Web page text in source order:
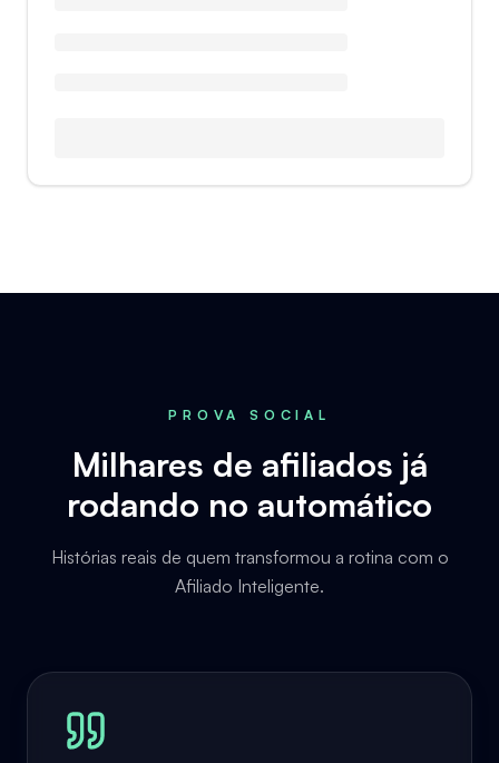
PROVA SOCIAL
Milhares de afiliados já
rodando no automático
Histórias reais de quem transformou a rotina com o
Afiliado Inteligente.